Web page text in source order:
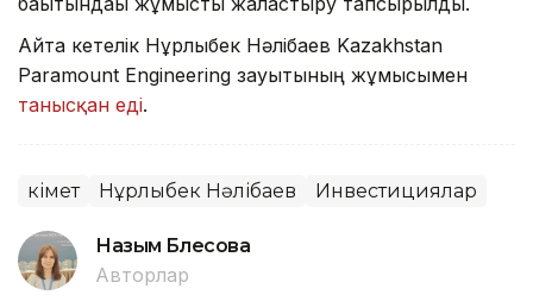
Айта кетелік Нұрлыбек Нәлібаев Kazakhstan
Paramount Engineering зауытының жұмысымен
танысқан еді.
Үкімет Нұрлыбек Нәлібаев Инвестициялар
Назым Бөлесова
Авторлар